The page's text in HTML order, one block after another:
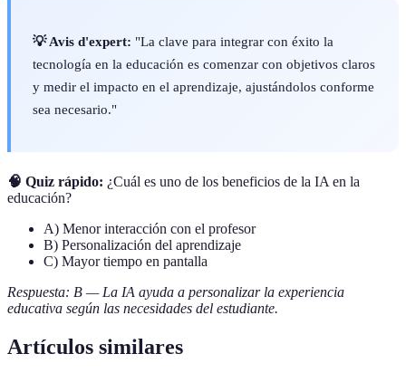
💡 Avis d'expert: "La clave para integrar con éxito la
tecnología en la educación es comenzar con objetivos claros
y medir el impacto en el aprendizaje, ajustándolos conforme
sea necesario."
🧠 Quiz rápido: ¿Cuál es uno de los beneficios de la IA en la
educación?
A) Menor interacción con el profesor
B) Personalización del aprendizaje
C) Mayor tiempo en pantalla
Respuesta: B — La IA ayuda a personalizar la experiencia
educativa según las necesidades del estudiante.
Artículos similares